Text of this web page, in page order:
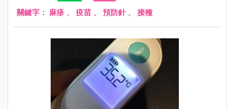
關鍵字： 麻疹 、 疫苗 、 預防針 、 接種